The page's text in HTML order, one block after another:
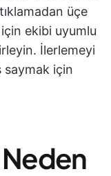
üçe
ekibi uyumlu
İlerlemeyi
saymak için